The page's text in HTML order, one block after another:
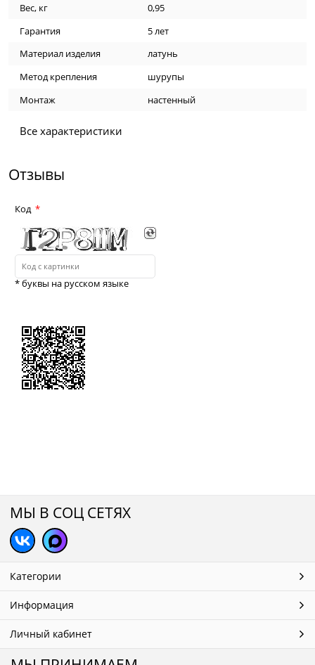
Вес, кг
0,95
Гарантия
5 лет
Материал изделия
латунь
Метод крепления
шурупы
Монтаж
настенный
Все характеристики
Отзывы
Код
* буквы на русском языке
МЫ В СОЦ СЕТЯХ
Категории
Информация
Личный кабинет